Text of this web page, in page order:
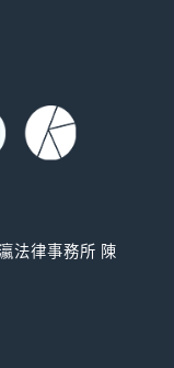
律事務所 陳